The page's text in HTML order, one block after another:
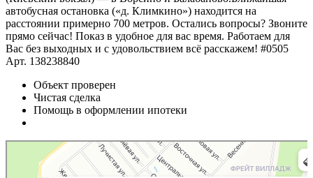
автобусная остановка («д. Климкино») находится на
расстоянии примерно 700 метров. Остались вопросы? Звоните
прямо сейчас! Показ в удобное для вас время. Работаем для
Вас без выходных и с удовольствием всё расскажем! #0505
Арт. 138238840
Объект проверен
Чистая сделка
Помощь в оформлении ипотеки